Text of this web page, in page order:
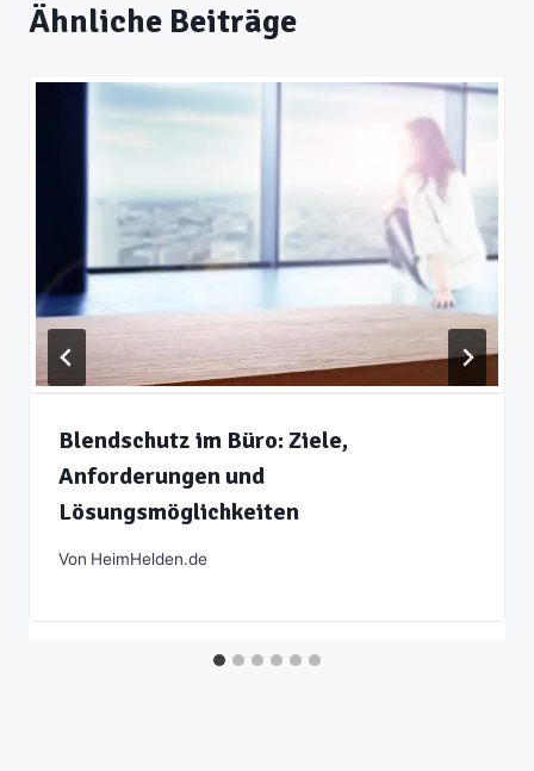
Ähnliche Beiträge
Blendschutz im Büro: Ziele,
Anforderungen und
Lösungsmöglichkeiten
Von HeimHelden.de